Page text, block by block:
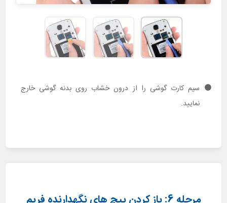
سیم کارت گوشی را از درون خشاب روی بدنه گوشی خارج
نمایید.